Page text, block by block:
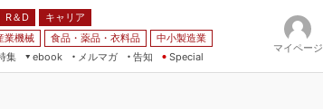
R＆D
キャリア
業機械 食品・薬品・衣料品
中小製造業
集
ebook
メルマガ
告知 Special
マイページ